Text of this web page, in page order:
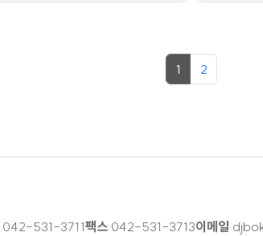
1 2
042-531-3711팩스 042-531-3713이메일